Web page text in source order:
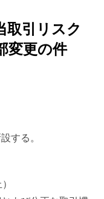
取引リスク
変更の件
する。